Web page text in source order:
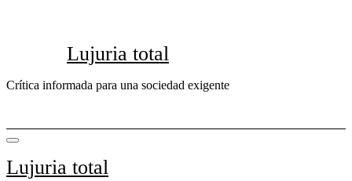
Lujuria total
Crítica informada para una sociedad exigente
Lujuria total